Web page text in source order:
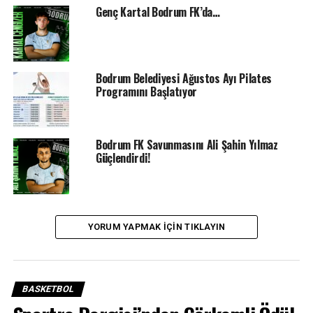
DAĞLARCA ÇAĞLAR
BIR SONRAKI
Genç Kartal Bodrum FK’da…
Bodrum Belediyesi Ağustos Ayı Pilates
Programını Başlatıyor
Bodrum FK Savunmasını Ali Şahin Yılmaz
Güçlendirdi!
YORUM YAPMAK IÇIN TIKLAYIN
BASKETBOL